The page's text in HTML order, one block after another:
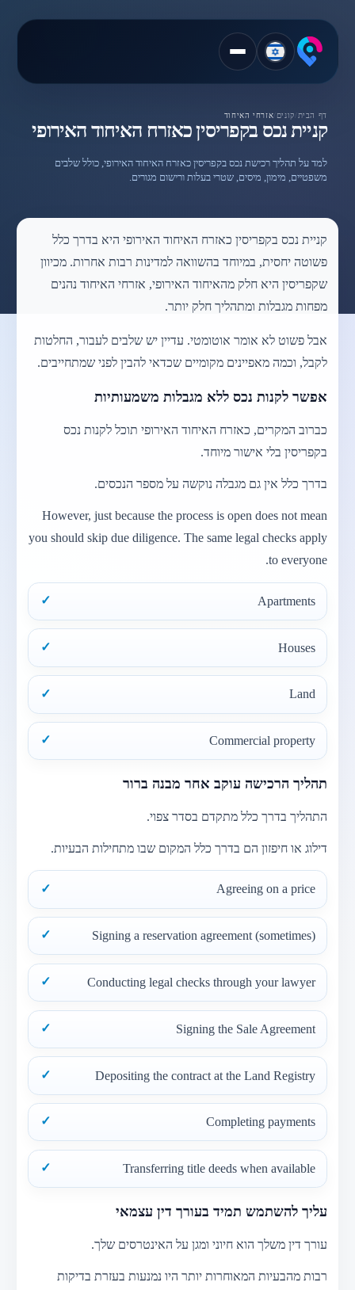
דף הבית קונים אזרחי האיחוד
קניית נכס בקפריסין כאזרח האיחוד האירופי
למד על תהליך רכישת נכס בקפריסין כאזרח האיחוד האירופי, כולל שלבים
משפטיים, מימון, מיסים, שטרי בעלות ורישום מגורים.
קניית נכס בקפריסין כאזרח האיחוד האירופי היא בדרך כלל
פשוטה יחסית, במיוחד בהשוואה למדינות רבות אחרות. מכיוון
שקפריסין היא חלק מהאיחוד האירופי, אזרחי האיחוד נהנים
מפחות מגבלות ומתהליך חלק יותר.
אבל פשוט לא אומר אוטומטי. עדיין יש שלבים לעבור, החלטות
לקבל, וכמה מאפיינים מקומיים שכדאי להבין לפני שמתחייבים.
אפשר לקנות נכס ללא מגבלות משמעותיות
כברוב המקרים, כאזרח האיחוד האירופי תוכל לקנות נכס
בקפריסין בלי אישור מיוחד.
בדרך כלל אין גם מגבלה נוקשה על מספר הנכסים.
However, just because the process is open does not mean
you should skip due diligence. The same legal checks apply
to everyone.
Apartments
Houses
Land
Commercial property
תהליך הרכישה עוקב אחר מבנה ברור
התהליך בדרך כלל מתקדם בסדר צפוי.
דילוג או חיפזון הם בדרך כלל המקום שבו מתחילות הבעיות.
Agreeing on a price
Signing a reservation agreement (sometimes)
Conducting legal checks through your lawyer
Signing the Sale Agreement
Depositing the contract at the Land Registry
Completing payments
Transferring title deeds when available
עליך להשתמש תמיד בעורך דין עצמאי
עורך דין משלך הוא חיוני ומגן על האינטרסים שלך.
רבות מהבעיות המאוחרות יותר היו נמנעות בעזרת בדיקות